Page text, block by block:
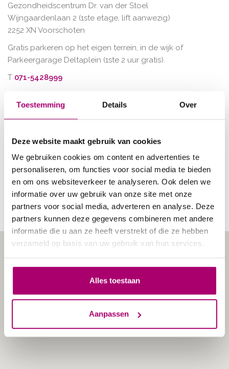
Toestemming Details Over
Deze website maakt gebruik van cookies
We gebruiken cookies om content en advertenties te
personaliseren, om functies voor social media te bieden
en om ons websiteverkeer te analyseren. Ook delen we
informatie over uw gebruik van onze site met onze
partners voor social media, adverteren en analyse. Deze
partners kunnen deze gegevens combineren met andere
informatie die u aan ze heeft verstrekt of die ze hebben
verzameld op basis van uw gebruik van hun services.
Alles toestaan
Aanpassen
Gezondheidscentrum Dr. van der Stoel
Wijngaardenlaan 2 (1ste etage, lift aanwezig)
2252 XN Voorschoten
Gratis parkeren op het eigen terrein, in de wijk of
Parkeergarage Deltaplein (1ste 2 uur gratis).
T 071-5428999
Openingstijden
Dinsdag
08.00 - 18.00
Woensdag
08.00 - 21.15
Donderdag
08:00 - 17.30
Vrijdag
08:00 - 18:00
Zaterdag
09:00 - 13:00
Zondag
Gesloten